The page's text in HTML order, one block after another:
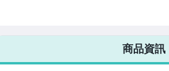
商品資訊